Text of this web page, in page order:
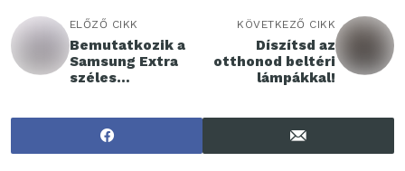
ELŐZŐ CIKK
Bemutatkozik a
Samsung Extra
széles
KÖVETKEZŐ CIKK
Díszítsd az
otthonod beltéri
lámpákkal!